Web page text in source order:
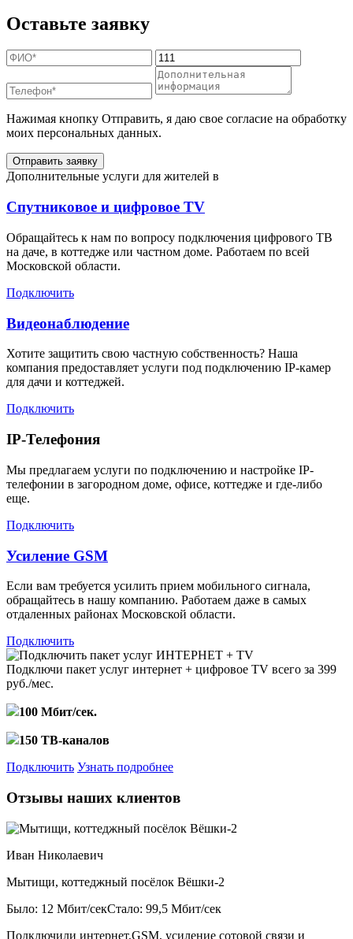
Оставьте заявку
Нажимая кнопку Отправить, я даю свое согласие на обработку
моих персональных данных.
Отправить заявку
Дополнительные услуги для жителей в
Спутниковое и цифровое TV
Обращайтесь к нам по вопросу подключения цифрового ТВ
на даче, в коттедже или частном доме. Работаем по всей
Московской области.
Подключить
Видеонаблюдение
Хотите защитить свою частную собственность? Наша
компания предоставляет услуги под подключению IP-камер
для дачи и коттеджей.
Подключить
IP-Телефония
Мы предлагаем услуги по подключению и настройке IP-
телефонии в загородном доме, офисе, коттедже и где-либо
еще.
Подключить
Усиление GSM
Если вам требуется усилить прием мобильного сигнала,
обращайтесь в нашу компанию. Работаем даже в самых
отдаленных районах Московской области.
Подключить
Подключи пакет услуг интернет + цифровое TV всего за 399
руб./мес.
100 Мбит/сек.
150 ТВ-каналов
Подключить Узнать подробнее
Отзывы наших клиентов
Иван Николаевич
Мытищи, коттеджный посёлок Вёшки-2
Было: 12 Мбит/секСтало: 99,5 Мбит/сек
Подключили интернет,GSM, усиление сотовой связи и